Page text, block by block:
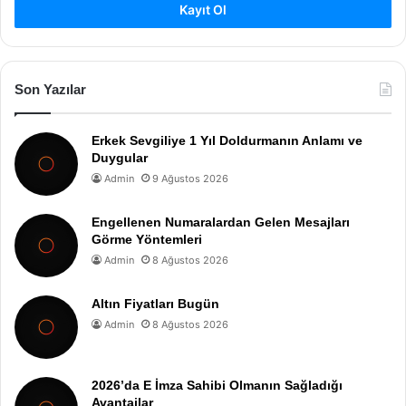
Kayıt Ol
Son Yazılar
Erkek Sevgiliye 1 Yıl Doldurmanın Anlamı ve
Duygular
Admin 9 Ağustos 2026
Engellenen Numaralardan Gelen Mesajları
Görme Yöntemleri
Admin 8 Ağustos 2026
Altın Fiyatları Bugün
Admin 8 Ağustos 2026
2026’da E İmza Sahibi Olmanın Sağladığı
Avantajlar